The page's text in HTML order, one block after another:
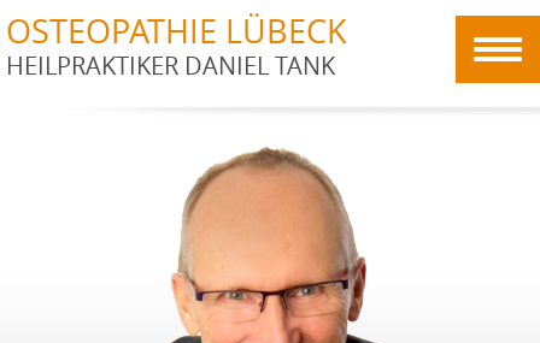
OSTEOPATHIE LÜBECK
HEILPRAKTIKER DANIEL TANK